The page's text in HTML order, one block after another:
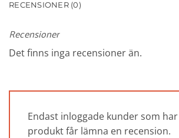
RECENSIONER (0)
Recensioner
Det finns inga recensioner än.
Endast inloggade kunder som
produkt får lämna en recension.